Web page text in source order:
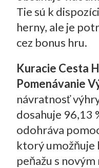
Tie sú k
herny, ale je
cez bonus hru.
Kuracie Cesta
Pomenávanie
návratnosť
dosahuje 96,13
odohráva
ktorý umožňuje
peňažu s